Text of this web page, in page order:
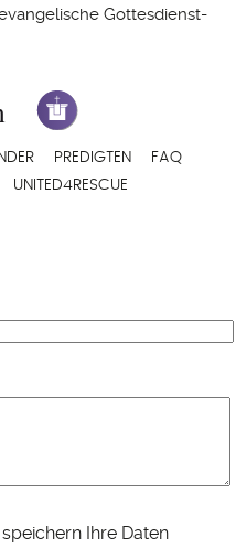
Gottesdienst-
PREDIGTEN
FAQ
UNITED4RESCUE
Ihre Daten